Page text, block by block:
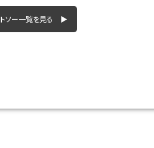
トソー一覧を見る ▶